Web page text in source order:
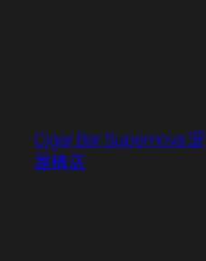
Cigar Bar Supernova 淀
屋橋店